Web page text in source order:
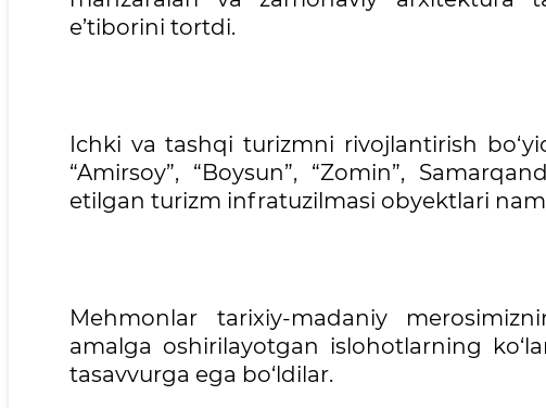
e’tiborini tortdi.
Ichki va tashqi turizmni rivojlantirish
“Amirsoy”, “Boysun”, “Zomin”,
etilgan turizm infratuzilmasi obyektlari
Mehmonlar tarixiy-madaniy
amalga oshirilayotgan islohotlarning
tasavvurga ega bo‘ldilar.